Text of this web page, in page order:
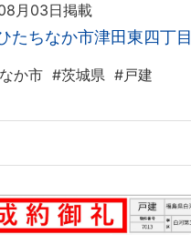
月03日掲載
たちなか市津田東四丁目
か市 #茨城県 #戸建